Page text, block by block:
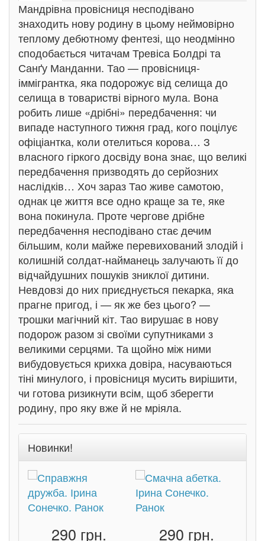
Мандрівна провісниця несподівано
знаходить нову родину в цьому неймовірно
теплому дебютному фентезі, що неодмінно
сподобається читачам Тревіса Болдрі та
Санґу Манданни. Тао — провісниця-
іммігрантка, яка подорожує від селища до
селища в товаристві вірного мула. Вона
робить лише «дрібні» передбачення: чи
випаде наступного тижня град, кого поцілує
офіціантка, коли отелиться корова… З
власного гіркого досвіду вона знає, що великі
передбачення призводять до серйозних
наслідків… Хоч зараз Тао живе самотою,
однак це життя все одно краще за те, яке
вона покинула. Проте чергове дрібне
передбачення несподівано стає дечим
більшим, коли майже перевихований злодій і
колишній солдат-найманець залучають її до
відчайдушних пошуків зниклої дитини.
Невдовзі до них приєднується пекарка, яка
прагне пригод, і — як же без цього? —
трошки магічний кіт. Тао вирушає в нову
подорож разом зі своїми супутниками з
великими серцями. Та щойно між ними
вибудовується крихка довіра, насуваються
тіні минулого, і провісниця мусить вирішити,
чи готова ризикнути всім, щоб зберегти
родину, про яку вже й не мріяла.
Новинки!
290 грн. 290 грн.